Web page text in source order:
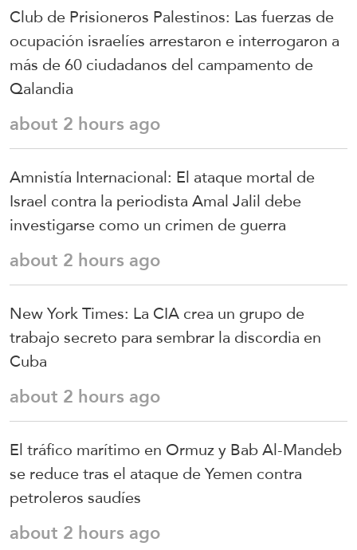
Club de Prisioneros Palestinos: Las fuerzas de
ocupación israelíes arrestaron e interrogaron a
más de 60 ciudadanos del campamento de
Qalandia
about 2 hours ago
Amnistía Internacional: El ataque mortal de
Israel contra la periodista Amal Jalil debe
investigarse como un crimen de guerra
about 2 hours ago
New York Times: La CIA crea un grupo de
trabajo secreto para sembrar la discordia en
Cuba
about 2 hours ago
El tráfico marítimo en Ormuz y Bab Al-Mandeb
se reduce tras el ataque de Yemen contra
petroleros saudíes
about 2 hours ago